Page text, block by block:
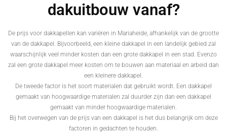
dakuitbouw vanaf?
De prijs voor dakkapellen kan variëren in Mariaheide, afhankelijk van de grootte
van de dakkapel. Bijvoorbeeld, een kleine dakkapel in een landelijk gebied zal
waarschijnlijk veel minder kosten dan een grote dakkapel in een stad. Evenzo
zal een grote dakkapel meer kosten om te bouwen aan materiaal en arbeid dan
een kleinere dakkapel.
De tweede factor is het soort materialen dat gebruikt wordt. Een dakkapel
gemaakt van hoogwaardige materialen zal duurder zijn dan een dakkapel
gemaakt van minder hoogwaardige materialen.
Bij het overwegen van de prijs van een dakkapel is het dus belangrijk om deze
factoren in gedachten te houden.